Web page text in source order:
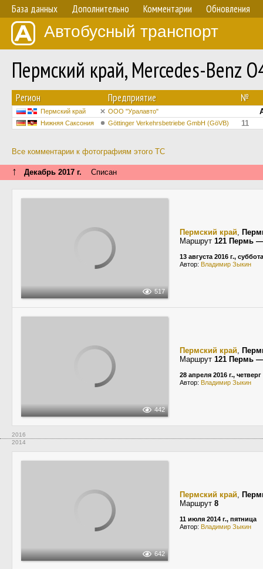
База данных Дополнительно Комментарии Обновления
Автобусный транспорт
Пермский край, Mercedes-Benz
Регион Предприятие №
Пермский край ООО "Уралавто"
Нижняя Саксония Göttinger Verkehrsbetriebe GmbH (GöVB) 11
Все комментарии к фотографиям этого ТС
↑ Декабрь 2017 г. Списан
517
Пермский край,
Маршрут 121 Пермь
13 августа 2016 г., суббота
Автор: Владимир Зыкин
442
Пермский край,
Маршрут 121 Пермь
28 апреля 2016 г., четверг
Автор: Владимир Зыкин
2016
2014
642
Пермский край,
Маршрут 8
11 июля 2014 г., пятница
Автор: Владимир Зыкин